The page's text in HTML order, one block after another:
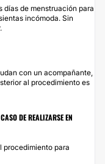
días de menstruación para
incómoda. Sin
con un acompañante,
al procedimiento es
DE REALIZARSE EN
procedimiento para